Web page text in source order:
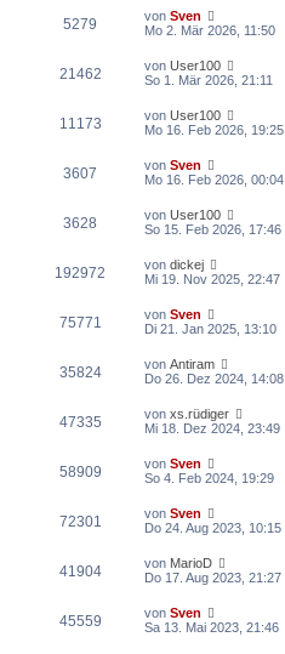
5279 von Sven
Mo 2. Mär 2026, 11:50
21462 von User100
So 1. Mär 2026, 21:11
11173 von User100
Mo 16. Feb 2026, 19:25
3607 von Sven
Mo 16. Feb 2026, 00:04
3628 von User100
So 15. Feb 2026, 17:46
192972 von dickej
Mi 19. Nov 2025, 22:47
75771 von Sven
Di 21. Jan 2025, 13:10
35824 von Antiram
Do 26. Dez 2024, 14:08
47335 von xs.rüdiger
Mi 18. Dez 2024, 23:49
58909 von Sven
So 4. Feb 2024, 19:29
72301 von Sven
Do 24. Aug 2023, 10:15
41904 von MarioD
Do 17. Aug 2023, 21:27
45559 von Sven
Sa 13. Mai 2023, 21:46